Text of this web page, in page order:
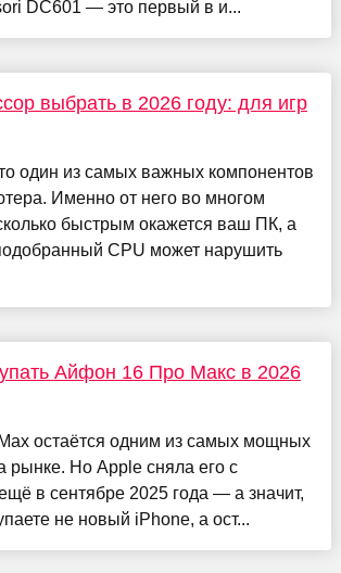
DC601 — это первый в и...
выбрать в 2026 году: для игр
один из самых важных компонентов
Именно от него во многом
быстрым окажется ваш ПК, а
CPU может нарушить
Айфон 16 Про Макс в 2026
остаётся одним из самых мощных
рынке. Но Apple сняла его с
в сентябре 2025 года — а значит,
не новый iPhone, а ост...